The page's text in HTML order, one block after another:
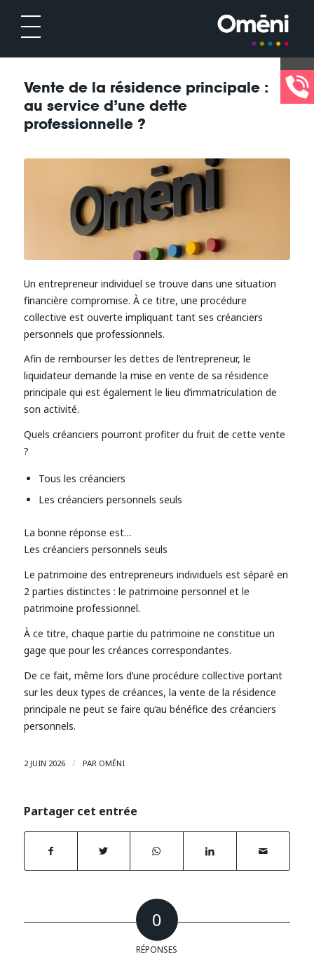
Vente de la résidence principale :
au service d’une dette
professionnelle ?
Un entrepreneur individuel se trouve dans une situation
financière compromise. À ce titre, une procédure
collective est ouverte impliquant tant ses créanciers
personnels que professionnels.
Afin de rembourser les dettes de l’entrepreneur, le
liquidateur demande la mise en vente de sa résidence
principale qui est également le lieu d’immatriculation de
son activité.
Quels créanciers pourront profiter du fruit de cette vente
?
Tous les créanciers
Les créanciers personnels seuls
La bonne réponse est…
Les créanciers personnels seuls
Le patrimoine des entrepreneurs individuels est séparé en
2 parties distinctes : le patrimoine personnel et le
patrimoine professionnel.
À ce titre, chaque partie du patrimoine ne constitue un
gage que pour les créances correspondantes.
De ce fait, même lors d’une procédure collective portant
sur les deux types de créances, la vente de la résidence
principale ne peut se faire qu’au bénéfice des créanciers
personnels.
2 JUIN 2026 / PAR OMÉNI
Partager cet entrée
0
RÉPONSES